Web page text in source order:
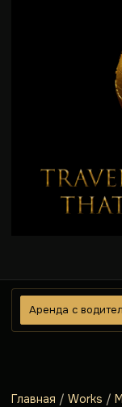
Аренда с
Главная / Works /